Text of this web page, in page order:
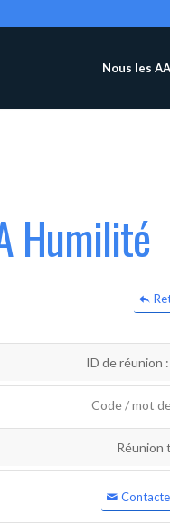
Nous les AA
Humilité
ID de réunion :
Code / mot
Réunion